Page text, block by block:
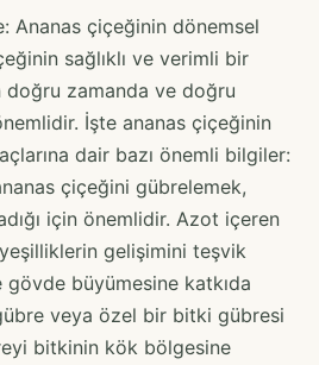
Ananas çiçeğinin dönemsel
sağlıklı ve verimli bir
zamanda ve doğru
İşte ananas çiçeğinin
dair bazı önemli bilgiler:
çiçeğini gübrelemek,
için önemlidir. Azot içeren
gelişimini teşvik
büyümesine katkıda
veya özel bir bitki gübresi
bitkinin kök bölgesine